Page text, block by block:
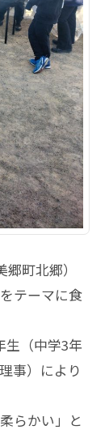
町北郷）
テーマに食
生（中学3年
事）により
らかい」と